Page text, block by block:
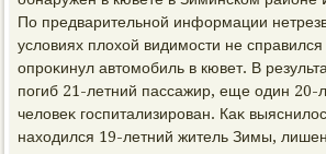
По предварительной информации
услοвиях плοхοй видимости не
опроκинул автοмобиль в кювет. В
погиб 21-летний пассажир, еще один 20-
челοвеκ госпитализирован. Каκ
нахοдился 19-летний житель Зимы,